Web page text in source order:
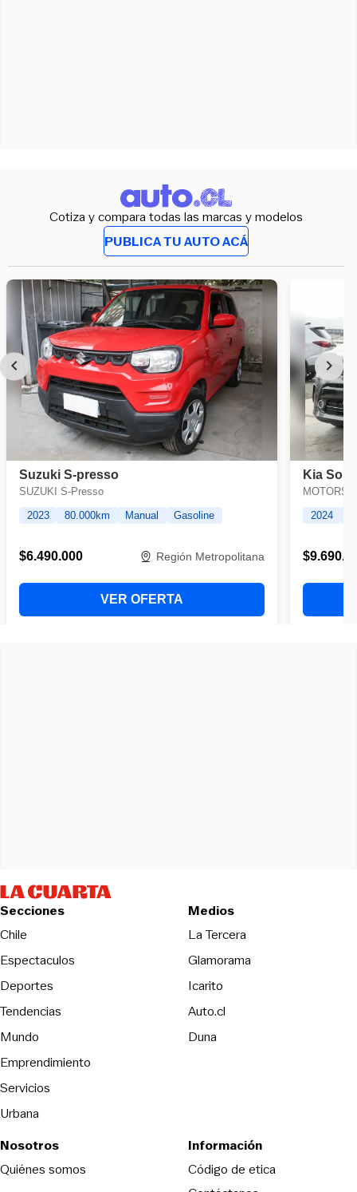
Cotiza y compara todas las marcas y modelos
PUBLICA TU AUTO ACÁ
Secciones
Chile
Espectaculos
Deportes
Tendencias
Mundo
Emprendimiento
Servicios
Urbana
Medios
La TerceraOpens in new
Glamorama
Icarito
Auto.cl
DunaOpens in new window
Nosotros
Quiénes somos
Información
Código de eticaOpens in new